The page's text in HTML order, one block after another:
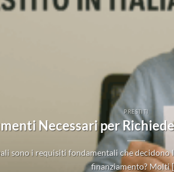
PRESTITI
Necessari per
sono i requisiti fondamentali che decidono
finanziamento? Molti